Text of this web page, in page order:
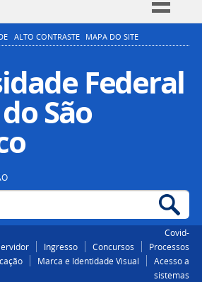
Simplifique!
Participe
Acesso à informação
Legislação
ALTO CONTRASTE MAPA DO SITE
Federal
São
Covid-
Ingresso Concursos
Processos
Marca e Identidade Visual
Acesso a
sistemas